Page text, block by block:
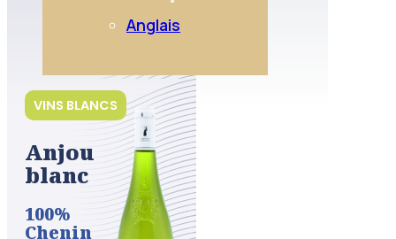
Anglais
VINS BLANCS
Anjou
blanc
100%
Chenin